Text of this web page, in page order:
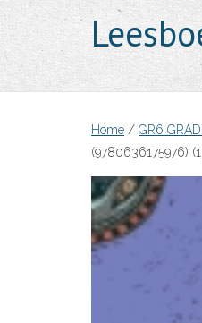
Home / GR6
(9780636175976)